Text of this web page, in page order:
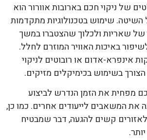
של ניקוי חכם בארובות אוורור הוא
השיטה. שימוש בטכנולוגיות מתקדמות
של שאריות ולכלוך שהצטברו במשך
באיכות האוויר המוזרם לחלל.
אינפרא-אדום או רובוטים לניקוי
בשימוש בכימיקלים מזיקים.
מפחית את הזמן הנדרש לביצוע
את המשאבים לייעודים אחרים. כמו כן,
קשים להגעה, דבר שמבטיח